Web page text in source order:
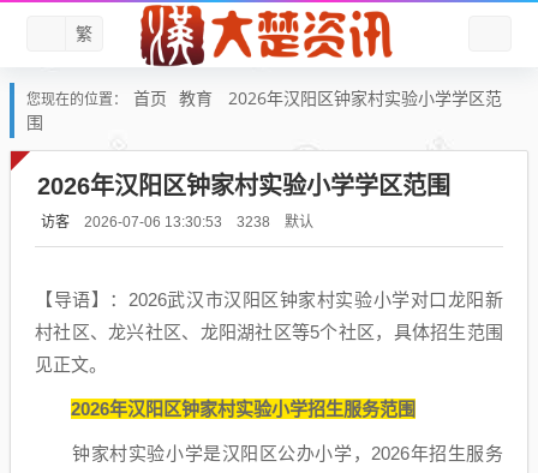
繁
您现在的位置： 首页 教育
2026年汉阳区钟家村实验小学学区范
围
2026年汉阳区钟家村实验小学学区范围
访客 2026-07-06 13:30:53 3238 默认
【导语】：2026武汉市汉阳区钟家村实验小学对口龙阳新
村社区、龙兴社区、龙阳湖社区等5个社区，具体招生范围
见正文。
2026年汉阳区钟家村实验小学招生服务范围
钟家村实验小学是汉阳区公办小学，2026年招生服务